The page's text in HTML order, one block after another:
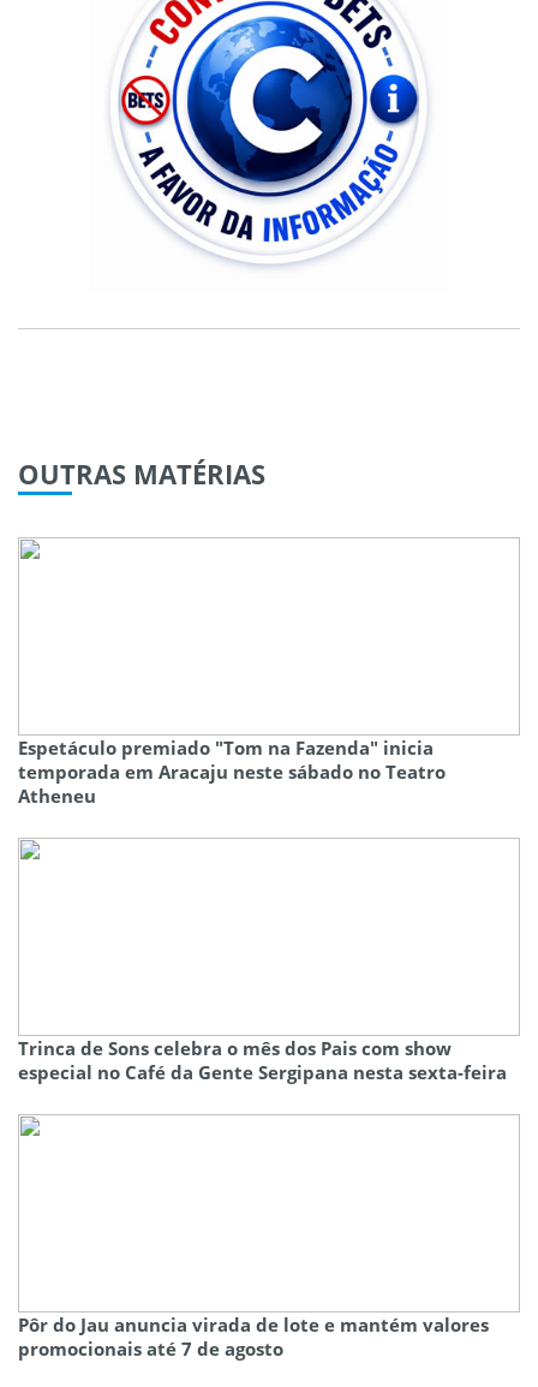
OUTRAS MATÉRIAS
Espetáculo premiado "Tom na Fazenda" inicia
temporada em Aracaju neste sábado no Teatro
Atheneu
Trinca de Sons celebra o mês dos Pais com show
especial no Café da Gente Sergipana nesta sexta-feira
Pôr do Jau anuncia virada de lote e mantém valores
promocionais até 7 de agosto